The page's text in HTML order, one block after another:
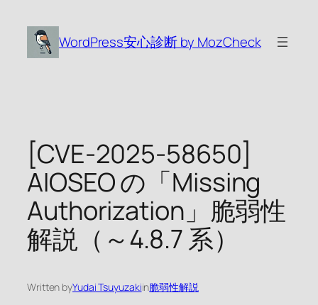
WordPress安心診断 by MozCheck
[CVE-2025-58650]
AIOSEO の「Missing
Authorization」脆弱性
解説（～4.8.7 系）
Written byYudai Tsuyuzakiin脆弱性解説